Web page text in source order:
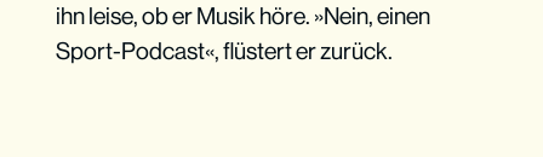
ihn leise, ob er Musik höre. »Nein, einen
Sport-Podcast«, flüstert er zurück.